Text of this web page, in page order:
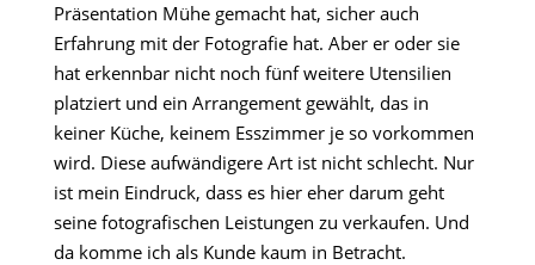
Präsentation Mühe gemacht hat, sicher auch
Erfahrung mit der Fotografie hat. Aber er oder sie
hat erkennbar nicht noch fünf weitere Utensilien
platziert und ein Arrangement gewählt, das in
keiner Küche, keinem Esszimmer je so vorkommen
wird. Diese aufwändigere Art ist nicht schlecht. Nur
ist mein Eindruck, dass es hier eher darum geht
seine fotografischen Leistungen zu verkaufen. Und
da komme ich als Kunde kaum in Betracht.